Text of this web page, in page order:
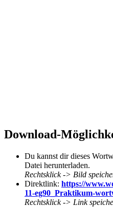
Download-
Du kannst dir dieses
Datei herunterladen.
Rechtsklick -> Bild
Direktlink: https://
11-eg90_Praktikum-
Rechtsklick -> Link